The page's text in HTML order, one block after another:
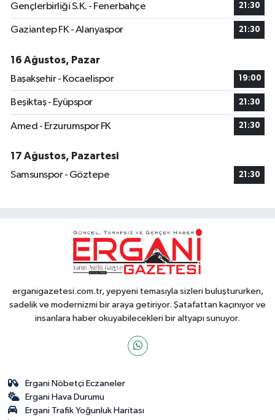
Gençlerbirliği S.K. - Fenerbahçe 21:30
Gaziantep FK - Alanyaspor 21:30
16 Ağustos, Pazar
Başakşehir - Kocaelispor
19:00
Beşiktaş - Eyüpspor 21:30
Amed - Erzurumspor FK 21:30
17 Ağustos, Pazartesi
Samsunspor - Göztepe
21:30
erganigazetesi.com.tr, yepyeni temasıyla sizleri buluştururken,
sadelik ve modernizmi bir araya getiriyor. Şatafattan kaçınıyor ve
insanlara haber okuyabilecekleri bir altyapı sunuyor.
Ergani Nöbetçi Eczaneler
Ergani Hava Durumu
Ergani Trafik Yoğunluk Haritası